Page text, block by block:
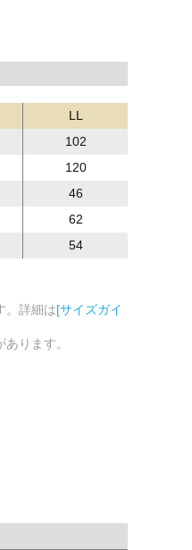
LL
102
120
46
62
54
。詳細は[サイズガイ
ります。